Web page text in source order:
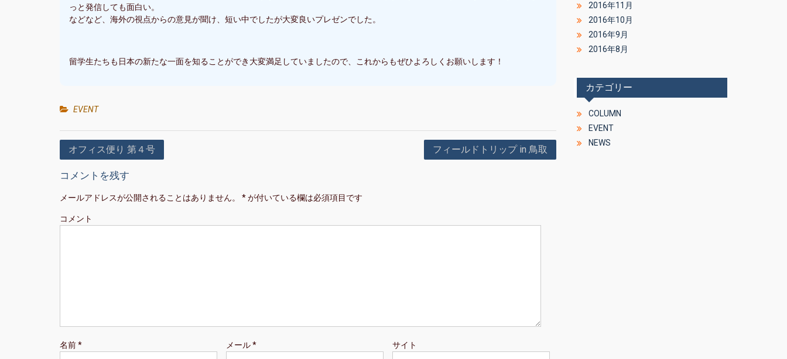
っと発信しても面白い。
などなど、海外の視点からの意見が聞け、短い中でしたが大変良いプレゼンでした。
留学生たちも日本の新たな一面を知ることができ大変満足していましたので、これからもぜひよろしくお願いします！
EVENT
投
ナ
ビ
ゲ
オフィス便り 第４号 フィールドトリップ in 鳥取
コメントを残す
メールアドレスが公開されることはありません。 *が付いている欄は必須項目です
コメント
名前* メール* サイト
2016年11月
2016年10月
2016年9月
2016年8月
カテゴリー
COLUMN
EVENT
NEWS